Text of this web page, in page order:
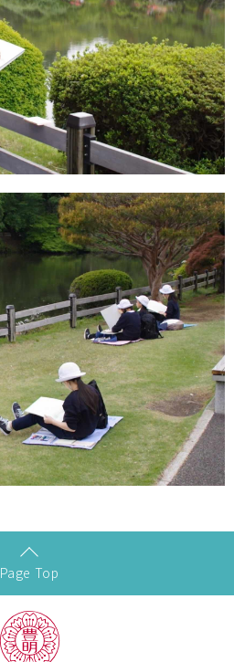
Page Top